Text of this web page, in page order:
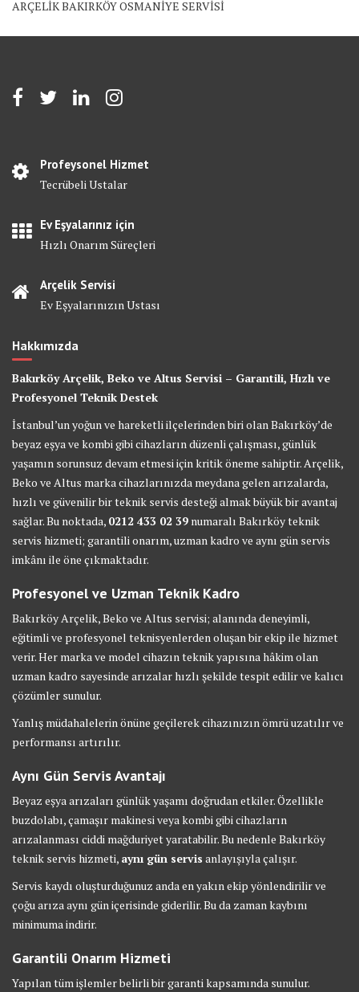
ARÇELİK BAKIRKÖY OSMANİYE SERVİSİ
Profeysonel Hizmet
Tecrübeli Ustalar
Ev Eşyalarınız için
Hızlı Onarım Süreçleri
Arçelik Servisi
Ev Eşyalarınızın Ustası
Hakkımızda
Bakırköy Arçelik, Beko ve Altus Servisi – Garantili, Hızlı ve
Profesyonel Teknik Destek
İstanbul’un yoğun ve hareketli ilçelerinden biri olan Bakırköy’de
beyaz eşya ve kombi gibi cihazların düzenli çalışması, günlük
yaşamın sorunsuz devam etmesi için kritik öneme sahiptir. Arçelik,
Beko ve Altus marka cihazlarınızda meydana gelen arızalarda,
hızlı ve güvenilir bir teknik servis desteği almak büyük bir avantaj
sağlar. Bu noktada, 0212 433 02 39 numaralı Bakırköy teknik
servis hizmeti; garantili onarım, uzman kadro ve aynı gün servis
imkânı ile öne çıkmaktadır.
Profesyonel ve Uzman Teknik Kadro
Bakırköy Arçelik, Beko ve Altus servisi; alanında deneyimli,
eğitimli ve profesyonel teknisyenlerden oluşan bir ekip ile hizmet
verir. Her marka ve model cihazın teknik yapısına hâkim olan
uzman kadro sayesinde arızalar hızlı şekilde tespit edilir ve kalıcı
çözümler sunulur.
Yanlış müdahalelerin önüne geçilerek cihazınızın ömrü uzatılır ve
performansı artırılır.
Aynı Gün Servis Avantajı
Beyaz eşya arızaları günlük yaşamı doğrudan etkiler. Özellikle
buzdolabı, çamaşır makinesi veya kombi gibi cihazların
arızalanması ciddi mağduriyet yaratabilir. Bu nedenle Bakırköy
teknik servis hizmeti, aynı gün servis anlayışıyla çalışır.
Servis kaydı oluşturduğunuz anda en yakın ekip yönlendirilir ve
çoğu arıza aynı gün içerisinde giderilir. Bu da zaman kaybını
minimuma indirir.
Garantili Onarım Hizmeti
Yapılan tüm işlemler belirli bir garanti kapsamında sunulur.